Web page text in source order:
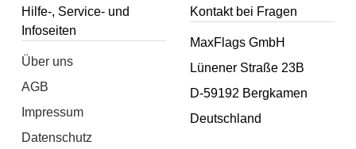
Hilfe-, Service- und
Infoseiten
Über uns
AGB
Impressum
Datenschutz
Kontakt bei Fragen
MaxFlags GmbH
Lünener Straße 23B
D-59192 Bergkamen
Deutschland